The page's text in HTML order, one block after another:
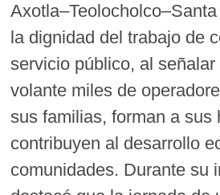
la dignidad del trabajo de
servicio público, al
volante miles de
sus familias, forman a sus
contribuyen al desarrollo
comunidades. Durante su